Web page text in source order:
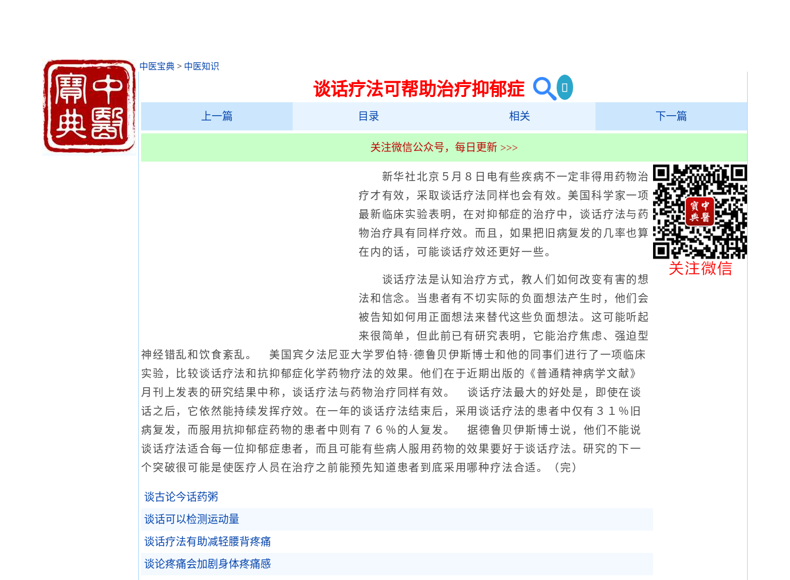
中医宝典 > 中医知识
谈话疗法可帮助治疗抑郁症
上一篇 目录 相关 下一篇
关注微信公众号，每日更新 >>>
新华社北京５月８日电有些疾病不一定非得用药物治
疗才有效，采取谈话疗法同样也会有效。美国科学家一项
最新临床实验表明，在对抑郁症的治疗中，谈话疗法与药
物治疗具有同样疗效。而且，如果把旧病复发的几率也算
在内的话，可能谈话疗效还更好一些。
谈话疗法是认知治疗方式，教人们如何改变有害的想
法和信念。当患者有不切实际的负面想法产生时，他们会
被告知如何用正面想法来替代这些负面想法。这可能听起
来很简单，但此前已有研究表明，它能治疗焦虑、强迫型
神经错乱和饮食紊乱。 美国宾夕法尼亚大学罗伯特·德鲁贝伊斯博士和他的同事们进行了一项临床
实验，比较谈话疗法和抗抑郁症化学药物疗法的效果。他们在于近期出版的《普通精神病学文献》
月刊上发表的研究结果中称，谈话疗法与药物治疗同样有效。 谈话疗法最大的好处是，即使在谈
话之后，它依然能持续发挥疗效。在一年的谈话疗法结束后，采用谈话疗法的患者中仅有３１％旧
病复发，而服用抗抑郁症药物的患者中则有７６％的人复发。 据德鲁贝伊斯博士说，他们不能说
谈话疗法适合每一位抑郁症患者，而且可能有些病人服用药物的效果要好于谈话疗法。研究的下一
个突破很可能是使医疗人员在治疗之前能预先知道患者到底采用哪种疗法合适。（完）
谈古论今话药粥
谈话可以检测运动量
谈话疗法有助减轻腰背疼痛
谈论疼痛会加剧身体疼痛感